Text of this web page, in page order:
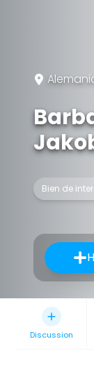
Bien de
Discussion